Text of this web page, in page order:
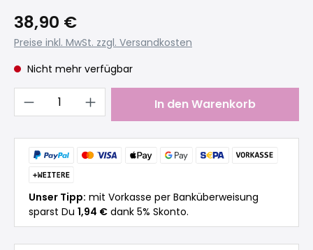
38,90 €
Preise inkl. MwSt. zzgl. Versandkosten
Nicht mehr verfügbar
Produkt Anzahl: Gib den
In den Warenkorb
Unser Tipp: mit Vorkasse per Banküberweisung
sparst Du 1,94 € dank 5% Skonto.